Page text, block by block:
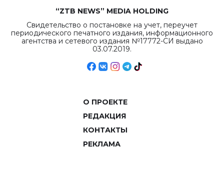
“ZTB NEWS” MEDIA HOLDING
Свидетельство о постановке на учет, переучет
периодического печатного издания, информационного
агентства и сетевого издания №17772-СИ выдано
03.07.2019.
О ПРОЕКТЕ
РЕДАКЦИЯ
КОНТАКТЫ
РЕКЛАМА